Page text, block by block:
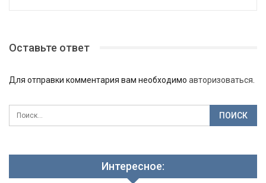
Оставьте ответ
Для отправки комментария вам необходимо авторизоваться
Интересное: